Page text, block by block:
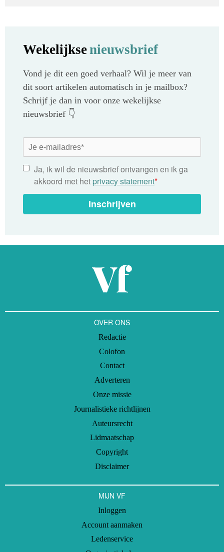
Wekelijksenieuwsbrief
Vond je dit een goed verhaal? Wil je meer van
dit soort artikelen automatisch in je mailbox?
Schrijf je dan in voor onze wekelijkse
nieuwsbrief 👇
Ja, ik wil de nieuwsbrief ontvangen en ik ga
akkoord met het privacy statement*
Inschrijven
OVER ONS
Redactie
Colofon
Contact
Adverteren
Onze missie
Journalistieke richtlijnen
Auteursrecht
Lidmaatschap
Copyright
Disclaimer
MIJN VF
Inloggen
Account aanmaken
Ledenservice